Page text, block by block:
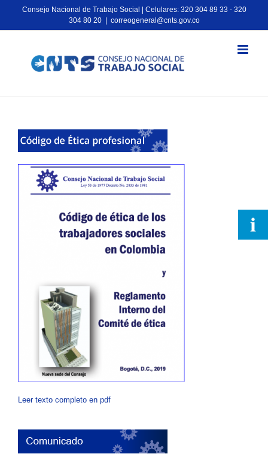
Consejo Nacional de Trabajo Social | Celulares: 320 304 89 33 - 320
304 80 20
correogeneral@cnts.gov.co
Leer texto completo en pdf